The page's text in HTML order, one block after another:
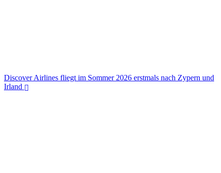
Discover Airlines fliegt im Sommer 2026 erstmals nach Zypern und
Irland